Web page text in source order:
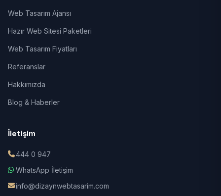
Web Tasarım Ajansı
Hazır Web Sitesi Paketleri
Web Tasarım Fiyatları
Referanslar
Hakkımızda
Blog & Haberler
İletişim
444 0 947
WhatsApp İletişim
info@dizaynwebtasarim.com